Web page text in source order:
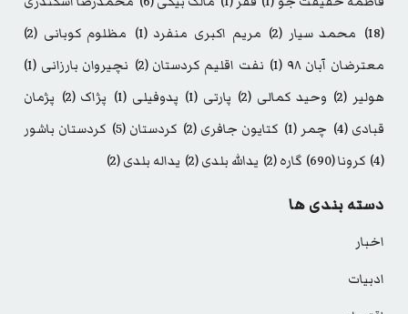
(18)
محمد سیار (2) مریم اکبری منفرد (1) مظلوم کوبانی (2)
معترضان آبان ۹۸
(1) نفت اقلیم کردستان (2) نچیروان بارزانی (1)
هولیر (2) وحید کمالی (2) پارتی (1) پدوفیلی (1) پژاک (2)
پژمان
قبادی (4) چمر (1) کتایون جافری (2) کردستان (5)
کردستان باشور
(4)
کرونا(690) گاره(2) یدالله بلدی(2) یداله بلدی(2)
دسته بندی ها
اخبار
ادبیات